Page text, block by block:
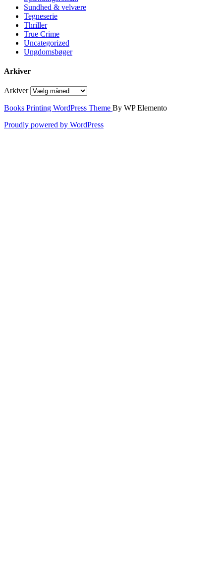
Sundhed & velvære
Tegneserie
Thriller
True Crime
Uncategorized
Ungdomsbøger
Arkiver
Arkiver
Books Printing WordPress Theme By WP Elemento
Proudly powered by WordPress